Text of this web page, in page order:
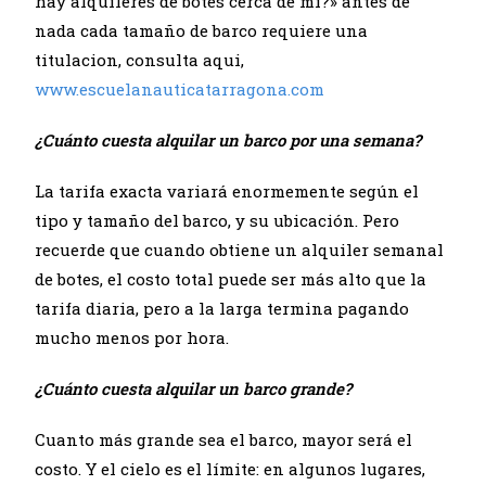
nada cada tamaño de barco requiere una
titulacion, consulta aqui,
www.escuelanauticatarragona.com
¿Cuánto cuesta alquilar un barco por una semana?
La tarifa exacta variará enormemente según el
tipo y tamaño del barco, y su ubicación. Pero
recuerde que cuando obtiene un alquiler semanal
de botes, el costo total puede ser más alto que la
tarifa diaria, pero a la larga termina pagando
mucho menos por hora.
¿Cuánto cuesta alquilar un barco grande?
Cuanto más grande sea el barco, mayor será el
costo. Y el cielo es el límite: en algunos lugares,